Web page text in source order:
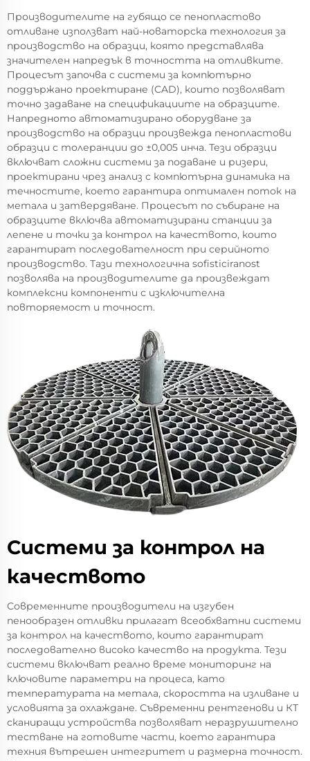
Производителите на губящо се пенопластово
отливане използват най-новаторска технология за
производство на образци, която представлява
значителен напредък в точността на отливките.
Процесът започва с системи за компютърно
поддържано проектиране (CAD), които позволяват
точно задаване на спецификациите на образците.
Напредното автоматизирано оборудване за
производство на образци произвежда пенопластови
образци с толеранции до ±0,005 инча. Тези образци
включват сложни системи за подаване и ризери,
проектирани чрез анализ с компютърна динамика на
течностите, което гарантира оптимален поток на
метала и затвердяване. Процесът по събиране на
образците включва автоматизирани станции за
лепене и точки за контрол на качеството, които
гарантират последователност при серийното
производство. Тази технологична sofisticiranost
позволява на производителите да произвеждат
комплексни компоненти с изключителна
повторяемост и точност.
Системи за контрол на
качеството
Современните производители на изгубен
пенообразен отливки прилагат всеобхватни системи
за контрол на качеството, които гарантират
последователно високо качество на продукта. Тези
системи включват реално време мониторинг на
ключовите параметри на процеса, като
температурата на метала, скоростта на изливане и
условията за охлаждане. Съвременни рентгенови и КТ
сканиращи устройства позволяват неразрушително
тестване на готовите части, което гарантира
техния вътрешен интегритет и размерна точност.